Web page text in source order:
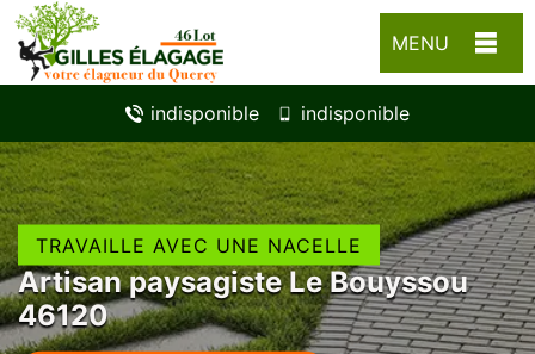
MENU
indisponible indisponible
TRAVAILLE AVEC UNE NACELLE
Artisan paysagiste Le Bouyssou
46120